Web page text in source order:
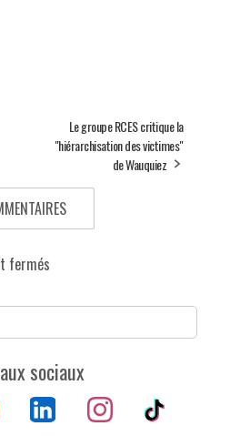
Le groupe RCES critique la
"hiérarchisation des victimes"
de Wauquiez
fermés
sociaux